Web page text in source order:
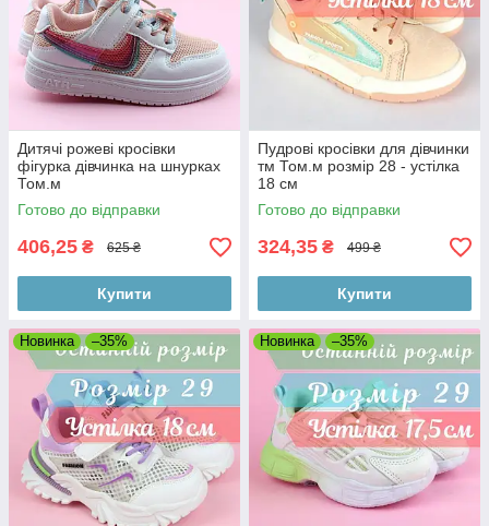
Дитячі рожеві кросівки
фігурка дівчинка на шнурках
Том.м
Готово до відправки
406,25 ₴ 625 ₴
Купити
Пудрові кросівки для дівчинки
тм Том.м розмір 28 - устілка
18 см
Готово до відправки
324,35 ₴ 499 ₴
Купити
Новинка –35% Новинка –35%